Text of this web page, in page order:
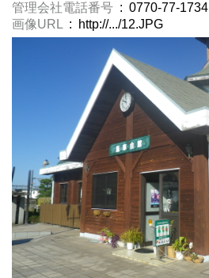
管理会社電話番号 : 0770-77-1734
画像URL : http://.../12.JPG